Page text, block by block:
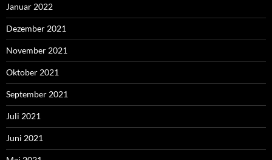
Januar 2022
Dezember 2021
November 2021
Oktober 2021
September 2021
Juli 2021
Juni 2021